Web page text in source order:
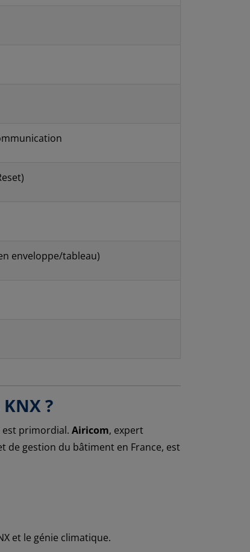
enveloppe/tableau)
?
est primordial. Airicom, expert
gestion du bâtiment en France, est
et le génie climatique.